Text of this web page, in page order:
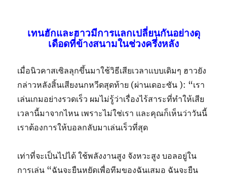
เทนฮักและฮาวมีการแลกเปลี่ยนกันอย่างดุ
เดือดที่ข้างสนามในช่วงครึ่งหลัง
เมื่อนิวคาสเซิลลุกขึ้นมาใช้วิธีเสียเวลาแบบเดิมๆ ฮาวยัง
กล่าวหลังสิ้นเสียงนกหวีดสุดท้าย (ผ่านเดอะซัน ): “เรา
เล่นเกมอย่างรวดเร็ว ผมไม่รู้ว่าเรื่องไร้สาระที่ทำให้เสีย
เวลานี้มาจากไหน เพราะไม่ใช่เรา และคุณก็เห็นว่าวันนี้
เราต้องการให้บอลกลับมาเล่นเร็วที่สุด
เท่าที่จะเป็นไปได้ ใช้พลังงานสูง จังหวะสูง บอลอยู่ใน
การเล่น “ฉันจะยืนหยัดเพื่อทีมของฉันเสมอ ฉันจะยืน